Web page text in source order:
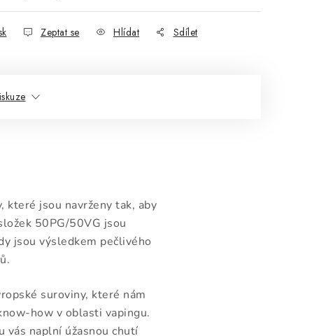
Zeptat se Hlídat Sdílet
které jsou navrženy tak, aby
50PG/50VG jsou
jsou výsledkem pečlivého
suroviny, které nám
how v oblasti vapingu.
vás naplní úžasnou chutí